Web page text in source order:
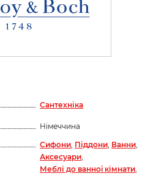
Сантехніка
Німеччина
Сифони, Піддони, Ванни,
Аксесуари,
Меблі до ванної кімнати,